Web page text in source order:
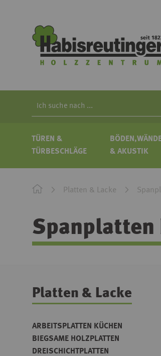
Search
TÜREN &
TÜRBESCHLÄGE
& AKUSTIK
Platten & Lacke
Spanplatten
Platten & Lacke
ARBEITSPLATTEN KÜCHEN
BIEGSAME HOLZPLATTEN
DREISCHICHTPLATTEN